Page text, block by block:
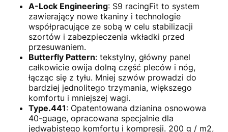
A-Lock Engineering: S9 racingFit to system
zawierający nowe tkaniny i technologie
współpracujące ze sobą w celu stabilizacji
szortów i zabezpieczenia wkładki przed
przesuwaniem.
Butterfly Pattern: tekstylny, główny panel
całkowicie owija dolną część pleców i nóg,
łącząc się z tyłu. Mniej szwów prowadzi do
bardziej jednolitego trzymania, większego
komfortu i mniejszej wagi.
Type.441: Opatentowana dzianina osnowowa
40-guage, opracowana specjalnie dla
jedwabistego komfortu i kompresji. 200 g / m2,